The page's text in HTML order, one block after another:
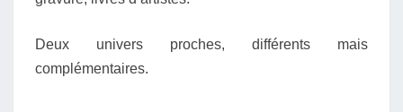
Deux univers proches, différents mais
complémentaires.